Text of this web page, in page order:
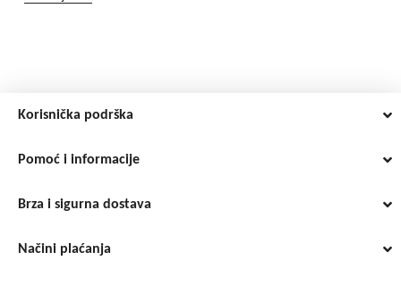
Korisnička podrška
Pomoć i informacije
Brza i sigurna dostava
Načini plaćanja